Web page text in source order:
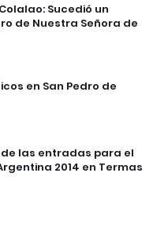
Sucedió un
de Nuestra Señora de
en San Pedro de
de las entradas para el
2014 en Termas